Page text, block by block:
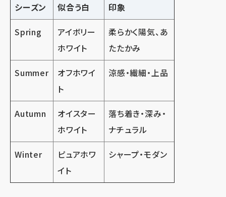
シーズン 似合う白 印象
Spring
アイボリー
ホワイト
柔らかく陽気、あ
たたかみ
Summer
オフホワイ
ト
涼感・繊細・上品
Autumn
オイスター
ホワイト
落ち着き・深み・
ナチュラル
Winter
ピュアホワ
イト
シャープ・モダン